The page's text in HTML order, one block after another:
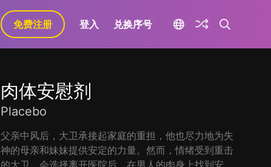
免费注册 登入 兑换序号
肉体安慰剂
Placebo
父亲中风后，大卫承接起家庭的重担，他也尽力地为失
神的母亲和妹妹提供安定的力量。然而，情绪受到重击
的大卫，会选择离开医院后，在男人的肉身上找到安